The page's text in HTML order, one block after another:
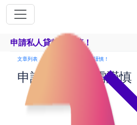
文章列表 申請私人貸款需謹慎！
申請私人貸款需謹慎
在生活中，我們總會遇到一些突
錢處理，或者可能擁有宏大的創
申請私人貸款需謹慎！